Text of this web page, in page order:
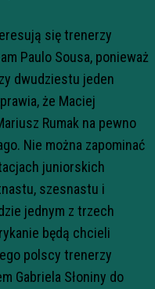
się trenerzy
Paulo Sousa, ponieważ
dwudziestu jeden
że Maciej
Rumak na pewno
Nie można zapominać
juniorskich
szesnastu i
jednym z trzech
będą chcieli
polscy trenerzy
Gabriela Słoniny do